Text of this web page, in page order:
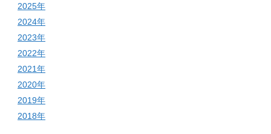
2025年
2024年
2023年
2022年
2021年
2020年
2019年
2018年